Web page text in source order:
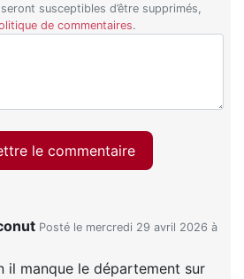
susceptibles d’être supprimés,
de commentaires.
le commentaire
Posté le mercredi 29 avril 2026 à
il manque le département sur